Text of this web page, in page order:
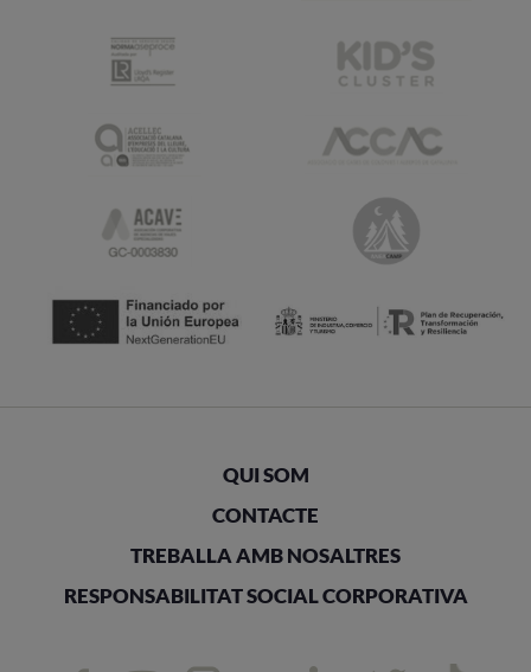
QUI SOM
CONTACTE
TREBALLA AMB NOSALTRES
RESPONSABILITAT SOCIAL CORPORATIVA